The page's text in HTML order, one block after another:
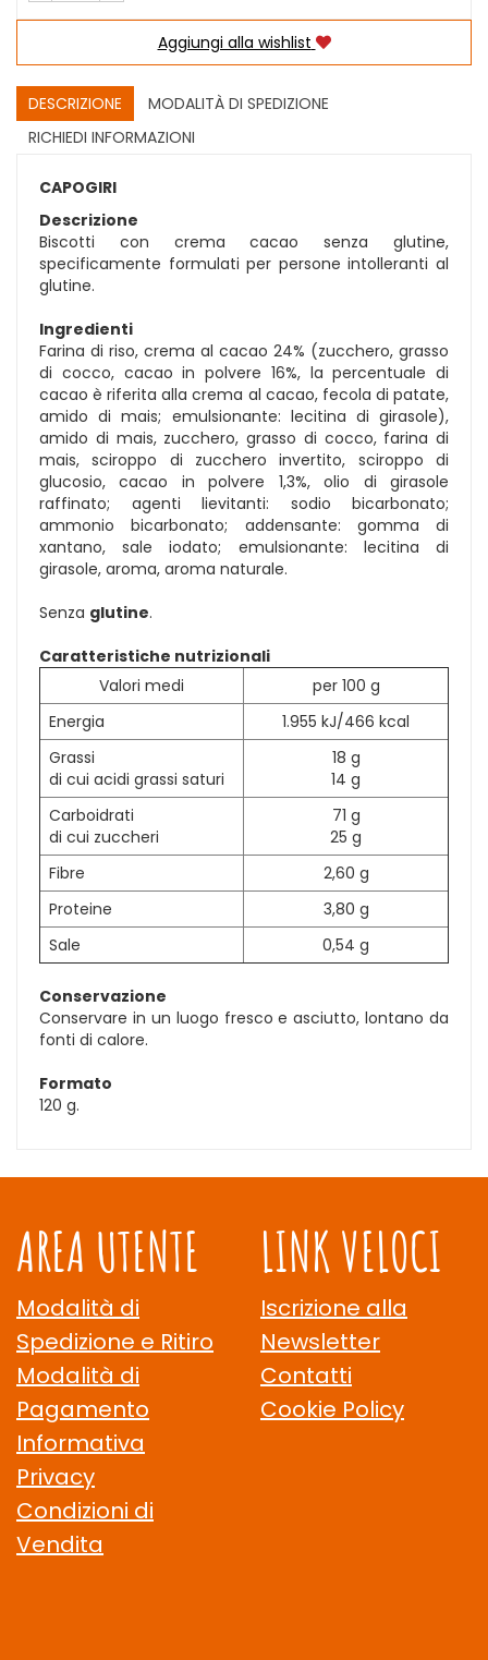
Aggiungi alla wishlist
DESCRIZIONE
MODALITÀ DI SPEDIZIONE
RICHIEDI INFORMAZIONI
CAPOGIRI
Descrizione
Biscotti con crema cacao senza glutine,
specificamente formulati per persone intolleranti al
glutine.
Ingredienti
Farina di riso, crema al cacao 24% (zucchero, grasso
di cocco, cacao in polvere 16%, la percentuale di
cacao è riferita alla crema al cacao, fecola di patate,
amido di mais; emulsionante: lecitina di girasole),
amido di mais, zucchero, grasso di cocco, farina di
mais, sciroppo di zucchero invertito, sciroppo di
glucosio, cacao in polvere 1,3%, olio di girasole
raffinato; agenti lievitanti: sodio bicarbonato;
ammonio bicarbonato; addensante: gomma di
xantano, sale iodato; emulsionante: lecitina di
girasole, aroma, aroma naturale.
Senza glutine.
Caratteristiche nutrizionali
Valori medi
per 100 g
Energia
1.955 kJ/466 kcal
Grassi
di cui acidi grassi saturi
18 g
14 g
Carboidrati
di cui zuccheri
71 g
25 g
Fibre
2,60 g
Proteine
3,80 g
Sale
0,54 g
Conservazione
Conservare in un luogo fresco e asciutto, lontano da
fonti di calore.
Formato
120 g.
AREA UTENTE
Modalità di
Spedizione e Ritiro
Modalità di
Pagamento
Informativa
Privacy
Condizioni di
Vendita
LINK VELOCI
Iscrizione alla
Newsletter
Contatti
Cookie Policy